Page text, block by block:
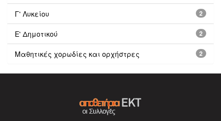
2
Γ' Λυκείου
2
Ε' Δημοτικού
2
Μαθητικές χορωδίες και ορχήστρες